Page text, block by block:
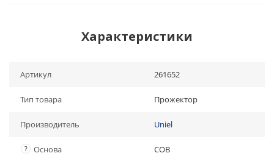
Характеристики
Артикул 261652
Тип товара Прожектор
Производитель Uniel
? Основа COB